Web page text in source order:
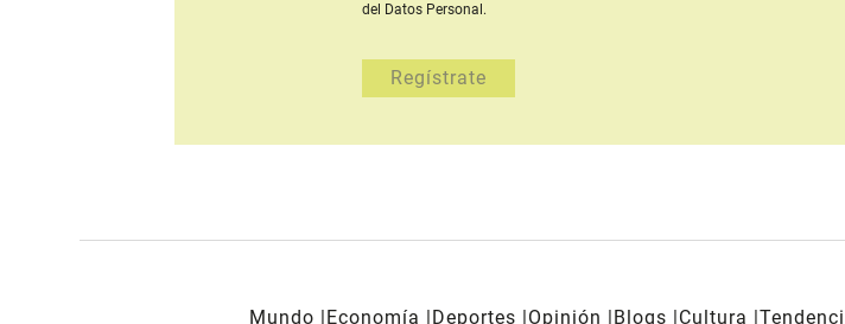
del Datos Personal.
Mundo Economía Deportes Opinión Blogs Cultura